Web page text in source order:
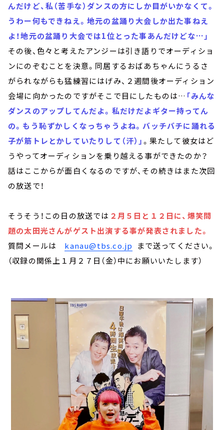
んだけど、私（苦手な）ダンスの方にしか目がいかなくて。
うわー何もできねえ。地元の盆踊り大会しか出た事ねえ
よ！地元の盆踊り大会では1位とった事あんだけどな…」
その後、色々と考えたアンジーは引き語りでオーディショ
ンにのぞむことを決意。同居するおばあちゃんにうるさ
がられながらも猛練習にはげみ、２週間後オーディション
会場に向かったのですがそこで目にしたものは… 「みんな
ダンスのアップしてんだよ。私だけだよギター持ってん
の。もう恥ずかしくなっちゃうよね。バッチバチに踊れる
子が筋トレとかしていたりして（汗）」。果たして彼女はど
うやってオーディションを乗り越える事ができたのか？
話はここからが面白くなるのですが、その続きはまた次回
の放送で！
そうそう！この日の放送では ２月５日と１２日に、爆笑問
題の太田光さんがゲスト出演する事が発表されました。
質問メールは kanau@tbs.co.jp
まで送ってください。
（収録の関係上１月２７日（金）中にお願いいたします）